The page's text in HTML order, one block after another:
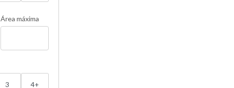
Área máxima
3 4+